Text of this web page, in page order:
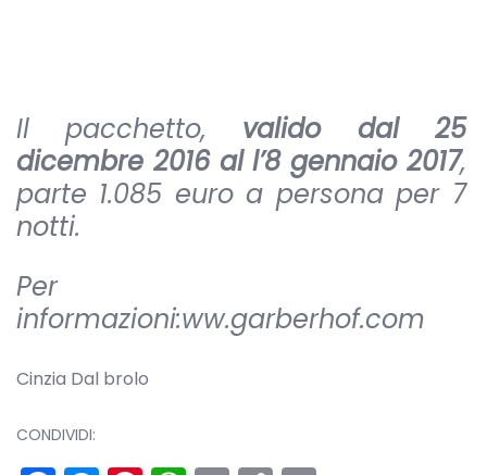
Il pacchetto, valido dal 25
dicembre 2016 all’8 gennaio 2017,
parte 1.085 euro a persona per 7
notti.
Per
informazioni:ww.garberhof.com
Cinzia Dal brolo
CONDIVIDI: